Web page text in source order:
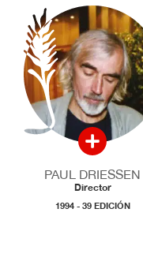
PAUL DRIESSEN
Director
1994 - 39 EDICIÓN